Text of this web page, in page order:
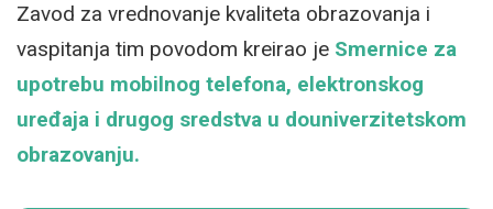
Zavod za vrednovanje kvaliteta obrazovanja i
vaspitanja tim povodom kreirao je Smernice za
upotrebu mobilnog telefona, elektronskog
uređaja i drugog sredstva u douniverzitetskom
obrazovanju.